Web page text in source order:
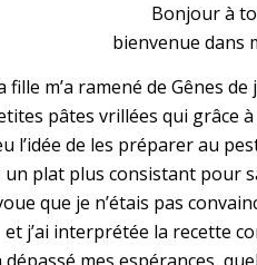
Bonjour à
bienvenue dans
fille m’a ramené deGênes de
pâtes vrillées qui grâce
l’idée de les préparer au
un plat plus consistant pour
que je n’étais pas
et j’ai interprétée la recette